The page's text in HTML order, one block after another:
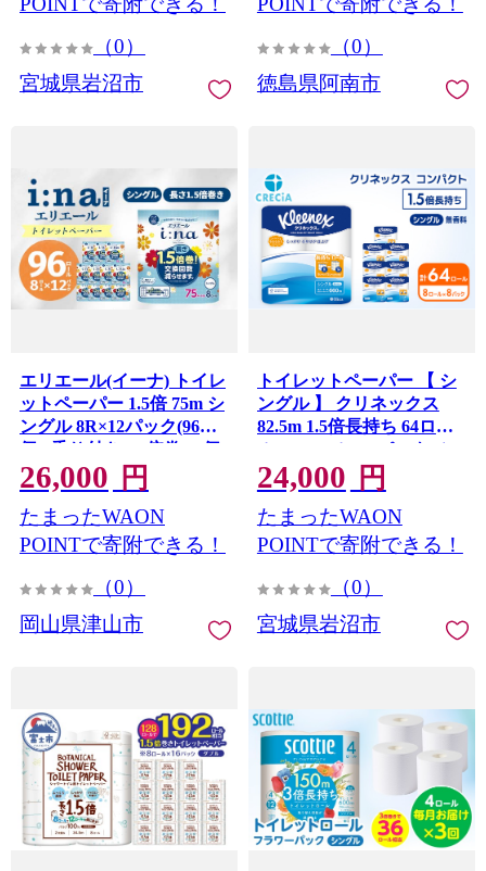
（0）
宮城県岩沼市
（0）
徳島県阿南市
エリエール(イーナ) トイレ
ットペーパー 1.5倍 75m シ
ングル 8R×12パック(96
個)_香り付き 1.5倍巻 96個
ロール 日用品 新生活 備蓄
防災 消耗品 生活用品 まと
め買い 岡山県 津山市 送料
無料【1352856】
26,000 円
たまったWAON
POINTで寄附できる！
（0）
岡山県津山市
トイレットペーパー 【 シ
ングル 】 クリネックス
82.5m 1.5倍長持ち 64ロー
ル ( 8ロール × 8パック) シ
ングル ホワイト 無香料 日
用品 防災 備蓄 消耗品 新生
活 生活用品 生活雑貨 とい
れっとぺーぱー トイペ と
24,000 円
たまったWAON
POINTで寄附できる！
（0）
宮城県岩沼市